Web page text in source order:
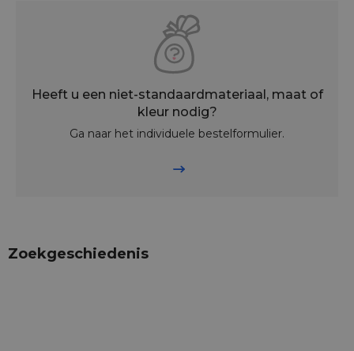
Heeft u een niet-standaardmateriaal, maat of
kleur nodig?
Ga naar het individuele bestelformulier.
Zoekgeschiedenis